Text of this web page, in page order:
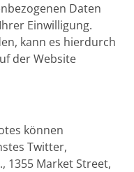
Daten
Einwilligung.
kann es hierdurch
der Website
können
Twitter,
1355 Market Street,